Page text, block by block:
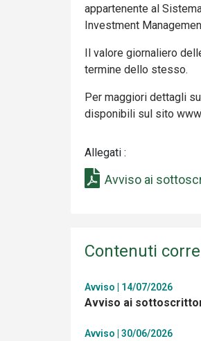
appartenente al
Investment
Il valore giornaliero
termine dello stesso.
Per maggiori dettagli
disponibili sul sito
Allegati :
Avviso ai
Contenuti
Avviso | 14/07/2026
Avviso ai
Avviso | 30/06/2026